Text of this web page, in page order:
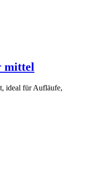
mittel
ideal für Aufläufe,